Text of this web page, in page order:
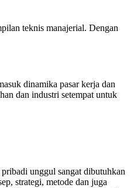
teknis manajerial. Dengan
dinamika pasar kerja dan
dan industri setempat untuk
unggul sangat dibutuhkan
strategi, metode dan juga